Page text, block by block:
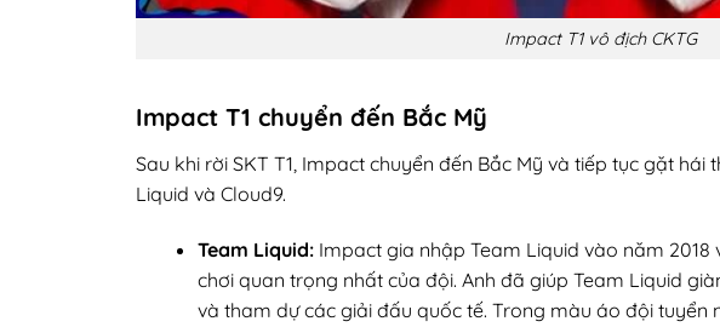
Impact T1 vô địch CKTG
Impact T1 chuyển đến Bắc Mỹ
Sau khi rời SKT T1, Impact chuyển đến Bắc Mỹ và tiếp tục gặt
Liquid và Cloud9.
Team Liquid: Impact gia nhập Team Liquid vào năm
chơi quan trọng nhất của đội. Anh đã giúp Team Liquid
và tham dự các giải đấu quốc tế. Trong màu áo đội tuyển